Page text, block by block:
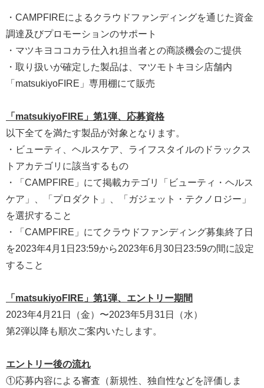
・CAMPFIREによるクラウドファンディングを通じた資金
調達及びプロモーションのサポート
・マツキヨココカラ仕入れ担当者との商談機会のご提供
・取り扱いが確定した製品は、マツモトキヨシ店舗内
「matsukiyoFIRE」専用棚にて販売
「matsukiyoFIRE」第1弾、応募資格
以下全てを満たす製品が対象となります。
・ビューティ、ヘルスケア、ライフスタイルのドラックス
トアカテゴリに該当するもの
・「CAMPFIRE」にて掲載カテゴリ「ビューティ・ヘルス
ケア」、「プロダクト」、「ガジェット・テクノロジー」
を選択すること
・「CAMPFIRE」にてクラウドファンディング募集終了日
を2023年4月1日23:59から2023年6月30日23:59の間に設定
すること
「matsukiyoFIRE」第1弾、エントリー期間
2023年4月21日（金）〜2023年5月31日（水）
第2弾以降も順次ご案内いたします。
エントリー後の流れ
①応募内容による審査（新規性、独自性などを評価しま